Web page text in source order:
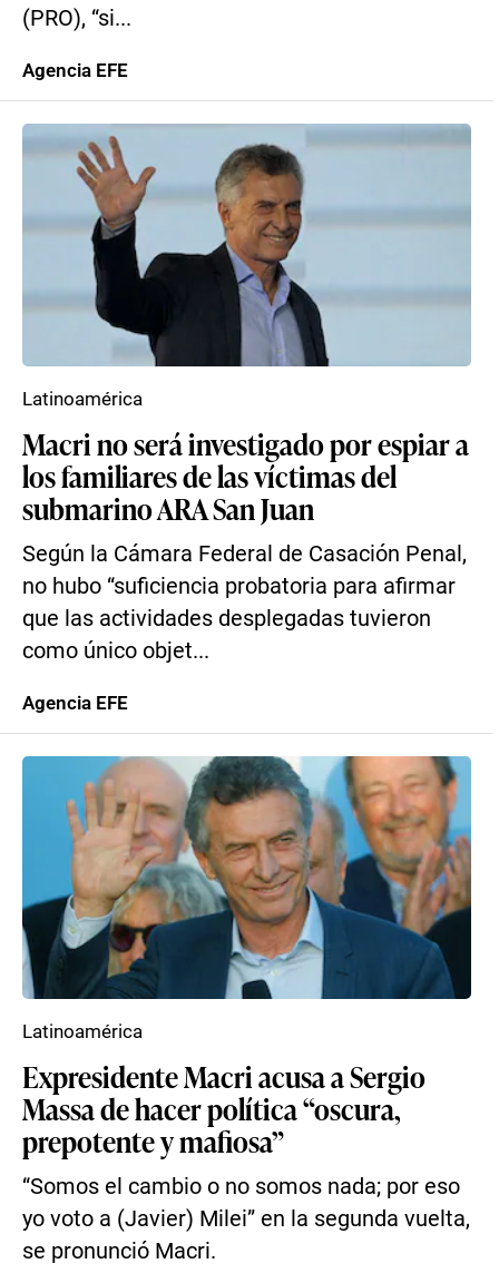
(PRO), “si...
Agencia EFE
Macri no será investigado por espiar a
los familiares de las víctimas del
submarino ARA San Juan
Según la Cámara Federal de Casación Penal,
no hubo “suficiencia probatoria para afirmar
que las actividades desplegadas tuvieron
como único objet...
Latinoamérica
Agencia EFE
Expresidente Macri acusa a Sergio
Massa de hacer política “oscura,
prepotente y mafiosa”
“Somos el cambio o no somos nada; por eso
yo voto a (Javier) Milei” en la segunda vuelta,
se pronunció Macri.
Latinoamérica